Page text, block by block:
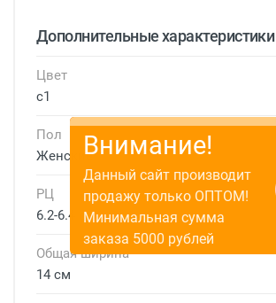
Дополнительные характеристики
Цвет
с1
Пол
Женские
РЦ
6.2-6.4 см
Общая ширина
14 см
Внимание!
Данный сайт производит
продажу только ОПТОМ!
Минимальная сумма
заказа 5000 рублей